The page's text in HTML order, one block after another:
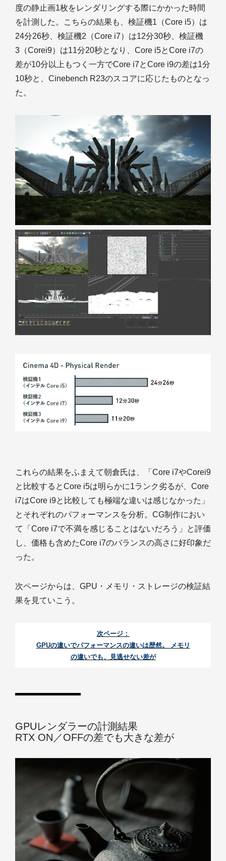
度の静止画1枚をレンダリングする際にかかった時間
を計測した。こちらの結果も、検証機1（Core i5）は
24分26秒、検証機2（Core i7）は12分30秒、検証機
3（Corei9）は11分20秒となり、Core i5とCore i7の
差が10分以上もつく一方でCore i7とCore i9の差は1分
10秒と、Cinebench R23のスコアに応じたものとなっ
た。
これらの結果をふまえて朝倉氏は、「Core i7やCorei9
と比較するとCore i5は明らかに1ランク劣るが、Core
i7はCore i9と比較しても極端な違いは感じなかった」
とそれぞれのパフォーマンスを分析。CG制作におい
て「Core i7で不満を感じることはないだろう」と評価
し、価格も含めたCore i7のバランスの高さに好印象だ
った。
次ページからは、GPU・メモリ・ストレージの検証結
果を見ていこう。
次ページ：
GPUの違いでパフォーマンスの違いは歴然。 メモリ
の違いでも、見逃せない差が
GPUレンダラーの計測結果
RTX ON／OFFの差でも大きな差が